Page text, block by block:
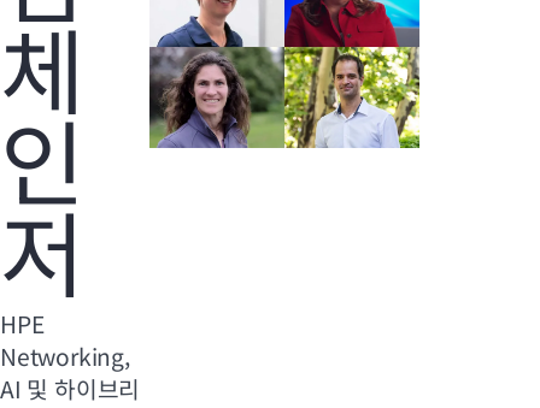
체
인
저
HPE
Networking,
AI 및 하이브리